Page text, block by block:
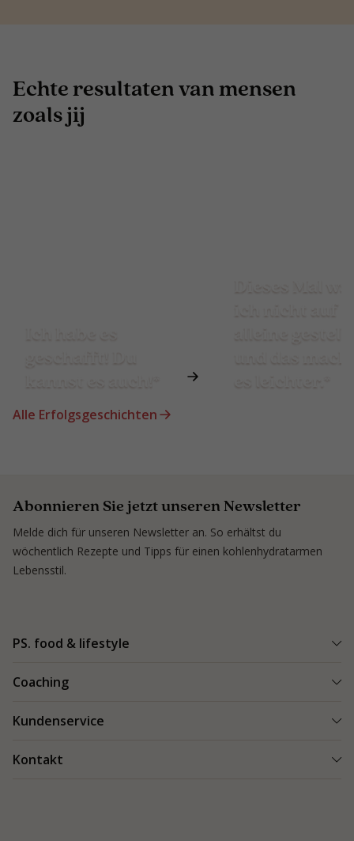
Echte resultaten van mensen
zoals jij
Alle Erfolgsgeschichten
Abonnieren Sie jetzt unseren Newsletter
Melde dich für unseren Newsletter an. So erhältst du
wöchentlich Rezepte und Tipps für einen kohlenhydratarmen
Lebensstil.
PS. food & lifestyle
Kundenerfolge
Coaching
Blog & Tipps
Kundenservice
Kontakt